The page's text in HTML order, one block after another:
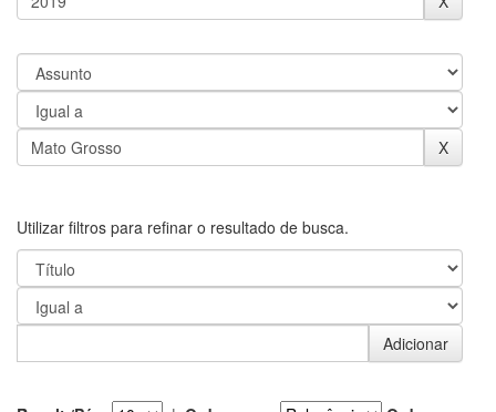
Utilizar filtros para refinar o resultado de busca.